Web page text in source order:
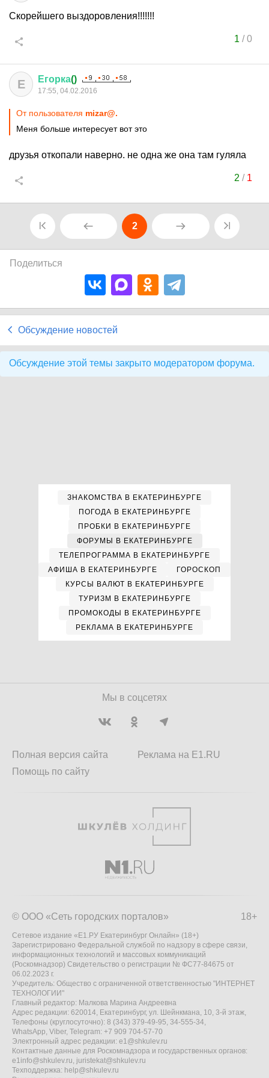
Скорейшего выздоровления!!!!!!!
1 /0
Е Егорка()
17:55, 04.02.2016
От пользователя mizar@.
Меня больше интересует вот это
друзья откопали наверно. не одна же она там гуляла
2 / 1
2
Поделиться
Обсуждение новостей
Обсуждение этой темы закрыто модератором форума.
ЗНАКОМСТВА В ЕКАТЕРИНБУРГЕ
ПОГОДА В ЕКАТЕРИНБУРГЕ
ПРОБКИ В ЕКАТЕРИНБУРГЕ
ФОРУМЫ В ЕКАТЕРИНБУРГЕ
ТЕЛЕПРОГРАММА В ЕКАТЕРИНБУРГЕ
АФИША В ЕКАТЕРИНБУРГЕ
ГОРОСКОП
КУРСЫ ВАЛЮТ В ЕКАТЕРИНБУРГЕ
ТУРИЗМ В ЕКАТЕРИНБУРГЕ
ПРОМОКОДЫ В ЕКАТЕРИНБУРГЕ
РЕКЛАМА В ЕКАТЕРИНБУРГЕ
Мы в соцсетях
Полная версия сайта
Помощь по сайту
Реклама на E1.RU
18+
© ООО «Сеть городских порталов»
Сетевое издание «Е1.РУ Екатеринбург Онлайн» (18+)
Зарегистрировано Федеральной службой по надзору в сфере связи,
информационных технологий и массовых коммуникаций
(Роскомнадзор) Свидетельство о регистрации № ФС77-84675 от
06.02.2023 г.
Учредитель: Общество с ограниченной ответственностью "ИНТЕРНЕТ
ТЕХНОЛОГИИ"
Главный редактор: Малкова Марина Андреевна
Адрес редакции: 620014, Екатеринбург, ул. Шейнкмана, 10, 3-й этаж,
Телефоны (круглосуточно): 8 (343) 379-49-95, 34-555-34,
WhatsApp, Viber, Telegram: +7 909 704-57-70
Электронный адрес редакции: e1@shkulev.ru
Контактные данные для Роскомнадзора и государственных органов:
e1info@shkulev.ru, juristekat@shkulev.ru
Техподдержка: help@shkulev.ru